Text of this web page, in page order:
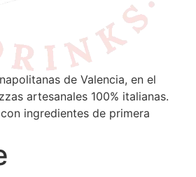
de Valencia, en el
artesanales 100% italianas.
ingredientes de primera